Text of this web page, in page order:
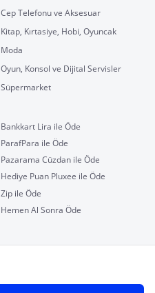
Cep Telefonu ve Aksesuar
Kitap, Kırtasiye, Hobi, Oyuncak
Moda
Oyun, Konsol ve Dijital Servisler
Süpermarket
Bankkart Lira ile Öde
ParafPara ile Öde
Pazarama Cüzdan ile Öde
Hediye Puan Pluxee ile Öde
Zip ile Öde
Hemen Al Sonra Öde